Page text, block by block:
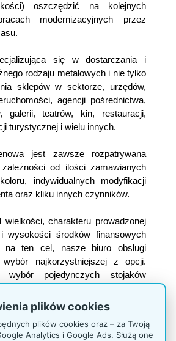
oszczędzić na kolejnych
modernizacyjnych przez
się w dostarczania i
rodzaju metalowych i nie tylko
sklepów w sektorze, urzędów,
agencji pośrednictwa,
galerii, teatrów, kin, restauracji,
turystycznej i wielu innych.
jest zawsze rozpatrywana
od ilości zamawianych
indywidualnych modyfikacji
oraz kliku innych czynników.
charakteru prowadzonej
wysokości środków finansowych
na ten cel, nasze biuro obsługi
wybór najkorzystniejszej z opcji.
pojedynczych stojaków
niewielkich, osiedlowych
z kilku bądź kilkunastu
konstrukcji pozwalającej na
plików cookies
plików cookies oraz – za Twoją
Analytics i Google Ads. Służą one